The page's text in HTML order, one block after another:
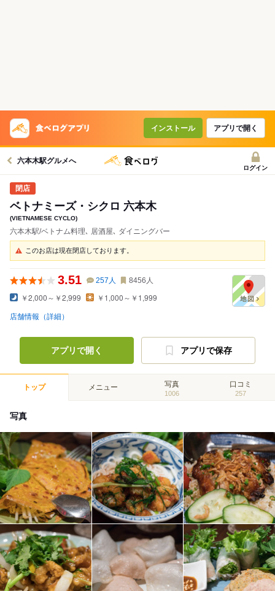
インストール アプリで開く
六本木駅グルメへ
ログイン
ベトナミーズ・シクロ 六本木
(VIETNAMESE CYCLO)
六本木駅/ベトナム料理､ 居酒屋､ ダイニングバー
このお店は現在閉店しております。
3.51 257 人 8456 人
￥2,000～￥2,999 ￥1,000～￥1,999
店舗情報（詳細）
アプリで開く アプリで保存
トップ メニュー 写真
1006
口コミ
257
写真